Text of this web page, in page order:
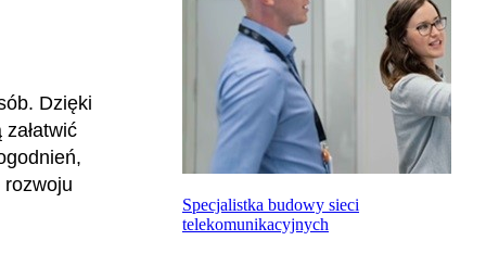
Dzięki
Specjalistka budowy sieci
telekomunikacyjnych